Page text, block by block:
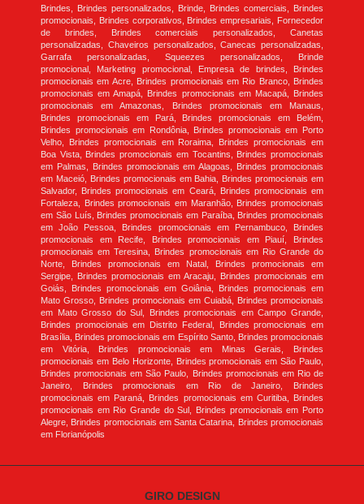
Brindes, Brindes personalizados, Brinde, Brindes comerciais, Brindes
promocionais, Brindes corporativos, Brindes empresariais, Fornecedor
de brindes, Brindes comerciais personalizados, Canetas
personalizadas, Chaveiros personalizados, Canecas personalizadas,
Garrafa personalizadas, Squeezes personalizados, Brinde
promocional, Marketing promocional, Empresa de brindes, Brindes
promocionais em Acre, Brindes promocionais em Rio Branco, Brindes
promocionais em Amapá, Brindes promocionais em Macapá, Brindes
promocionais em Amazonas, Brindes promocionais em Manaus,
Brindes promocionais em Pará, Brindes promocionais em Belém,
Brindes promocionais em Rondônia, Brindes promocionais em Porto
Velho, Brindes promocionais em Roraima, Brindes promocionais em
Boa Vista, Brindes promocionais em Tocantins, Brindes promocionais
em Palmas, Brindes promocionais em Alagoas, Brindes promocionais
em Maceió, Brindes promocionais em Bahia, Brindes promocionais em
Salvador, Brindes promocionais em Ceará, Brindes promocionais em
Fortaleza, Brindes promocionais em Maranhão, Brindes promocionais
em São Luís, Brindes promocionais em Paraíba, Brindes promocionais
em João Pessoa, Brindes promocionais em Pernambuco, Brindes
promocionais em Recife, Brindes promocionais em Piauí, Brindes
promocionais em Teresina, Brindes promocionais em Rio Grande do
Norte, Brindes promocionais em Natal, Brindes promocionais em
Sergipe, Brindes promocionais em Aracaju, Brindes promocionais em
Goiás, Brindes promocionais em Goiânia, Brindes promocionais em
Mato Grosso, Brindes promocionais em Cuiabá, Brindes promocionais
em Mato Grosso do Sul, Brindes promocionais em Campo Grande,
Brindes promocionais em Distrito Federal, Brindes promocionais em
Brasília, Brindes promocionais em Espírito Santo, Brindes promocionais
em Vitória, Brindes promocionais em Minas Gerais, Brindes
promocionais em Belo Horizonte, Brindes promocionais em São Paulo,
Brindes promocionais em São Paulo, Brindes promocionais em Rio de
Janeiro, Brindes promocionais em Rio de Janeiro, Brindes
promocionais em Paraná, Brindes promocionais em Curitiba, Brindes
promocionais em Rio Grande do Sul, Brindes promocionais em Porto
Alegre, Brindes promocionais em Santa Catarina, Brindes promocionais
em Florianópolis
GIRO DESIGN